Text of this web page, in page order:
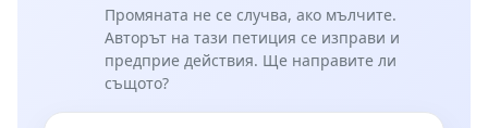
Промяната не се случва, ако мълчите.
Авторът на тази петиция се изправи и
предприе действия. Ще направите ли
същото?